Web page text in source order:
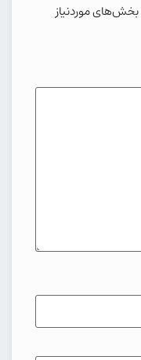
بخش‌های موردنیاز